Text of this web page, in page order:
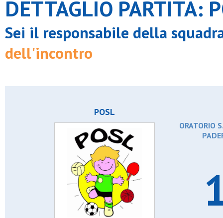
DETTAGLIO PARTITA:
Sei il responsabile della
dell'incontro
POSL
ORATORIO